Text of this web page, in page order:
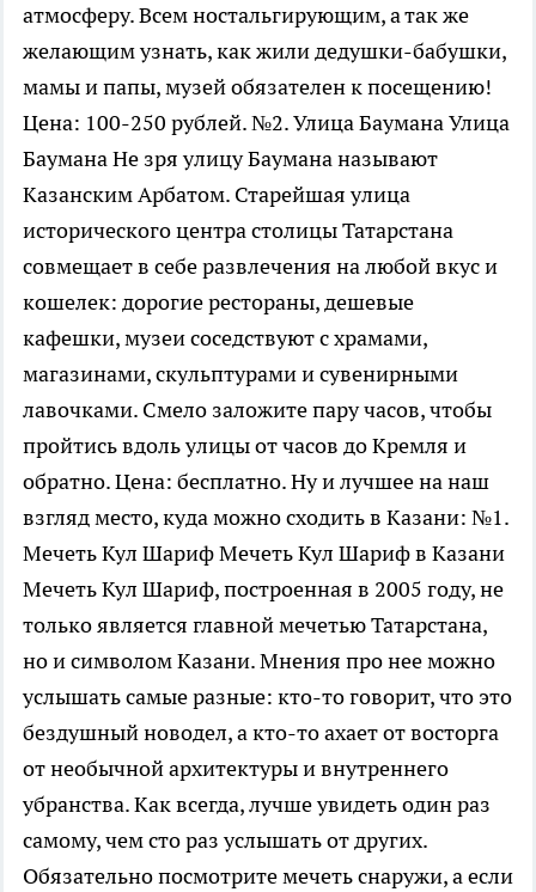
атмосферу. Всем ностальгирующим, а так же
желающим узнать, как жили дедушки-бабушки,
мамы и папы, музей обязателен к посещению!
Цена: 100-250 рублей. №2. Улица Баумана Улица
Баумана Не зря улицу Баумана называют
Казанским Арбатом. Старейшая улица
исторического центра столицы Татарстана
совмещает в себе развлечения на любой вкус и
кошелек: дорогие рестораны, дешевые
кафешки, музеи соседствуют с храмами,
магазинами, скульптурами и сувенирными
лавочками. Смело заложите пару часов, чтобы
пройтись вдоль улицы от часов до Кремля и
обратно. Цена: бесплатно. Ну и лучшее на наш
взгляд место, куда можно сходить в Казани: №1.
Мечеть Кул Шариф Мечеть Кул Шариф в Казани
Мечеть Кул Шариф, построенная в 2005 году, не
только является главной мечетью Татарстана,
но и символом Казани. Мнения про нее можно
услышать самые разные: кто-то говорит, что это
бездушный новодел, а кто-то ахает от восторга
от необычной архитектуры и внутреннего
убранства. Как всегда, лучше увидеть один раз
самому, чем сто раз услышать от других.
Обязательно посмотрите мечеть снаружи, а если